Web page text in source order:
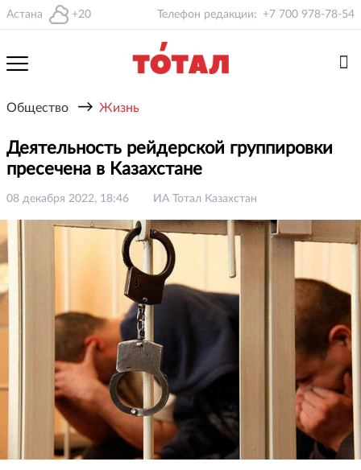
Астана +20 Телефон редакции: +7 700 978-78-54
Общество → Жизнь
Деятельность рейдерской группировки
пресечена в Казахстане
08 декабря 2022, 18:46 ИА Тотал Казахстан